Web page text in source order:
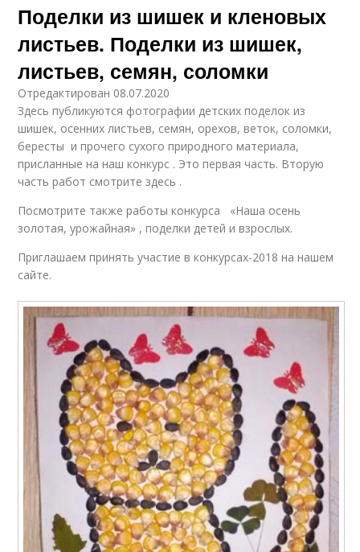
Поделки из шишек и кленовых
листьев. Поделки из шишек,
листьев, семян, соломки
Отредактирован 08.07.2020
Здесь публикуются фотографии детских поделок из
шишек, осенних листьев, семян, орехов, веток, соломки,
бересты и прочего сухого природного материала,
присланные на наш конкурс . Это первая часть. Вторую
часть работ смотрите здесь .
Посмотрите также работы конкурса «Наша осень
золотая, урожайная» , поделки детей и взрослых.
Приглашаем принять участие в конкурсах-2018 на нашем
сайте.